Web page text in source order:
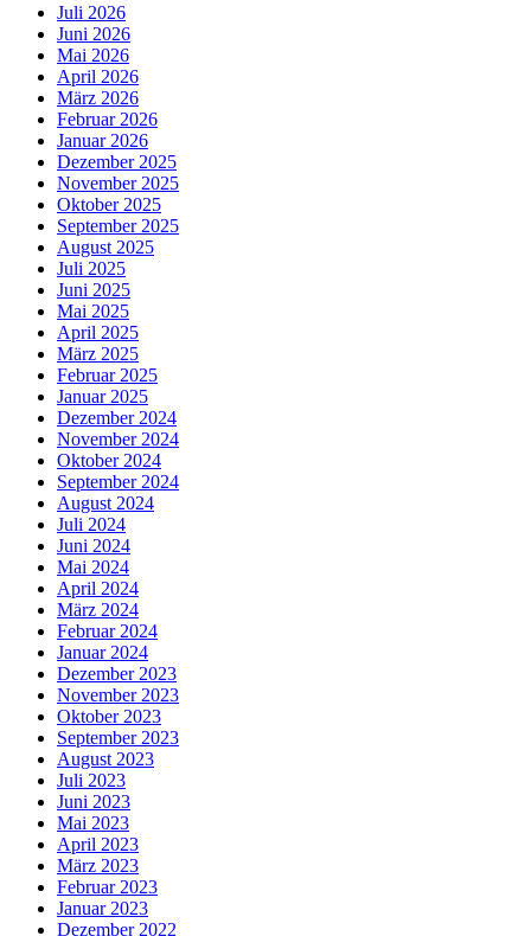
Juli 2026
Juni 2026
Mai 2026
April 2026
März 2026
Februar 2026
Januar 2026
Dezember 2025
November 2025
Oktober 2025
September 2025
August 2025
Juli 2025
Juni 2025
Mai 2025
April 2025
März 2025
Februar 2025
Januar 2025
Dezember 2024
November 2024
Oktober 2024
September 2024
August 2024
Juli 2024
Juni 2024
Mai 2024
April 2024
März 2024
Februar 2024
Januar 2024
Dezember 2023
November 2023
Oktober 2023
September 2023
August 2023
Juli 2023
Juni 2023
Mai 2023
April 2023
März 2023
Februar 2023
Januar 2023
Dezember 2022